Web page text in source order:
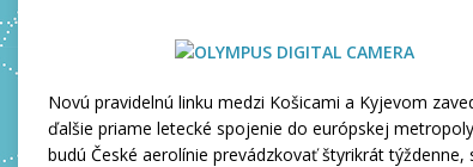
Novú pravidelnú linku medzi Košicami a Kyjevom
ďalšie priame letecké spojenie do európskej
budú České aerolínie prevádzkovať štyrikrát